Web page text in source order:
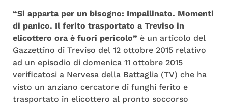
“Si apparta per un bisogno: Impallinato. Momenti
di panico. Il ferito trasportato a Treviso in
elicottero ora è fuori pericolo” è un articolo del
Gazzettino di Treviso del 12 ottobre 2015 relativo
ad un episodio di domenica 11 ottobre 2015
verificatosi a Nervesa della Battaglia (TV) che ha
visto un anziano cercatore di funghi ferito e
trasportato in elicottero al pronto soccorso